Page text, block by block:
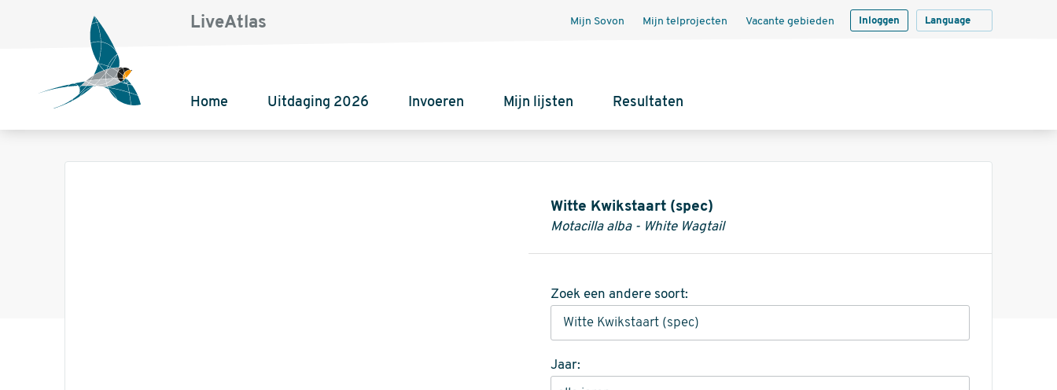
LiveAtlas Mijn Sovon Mijn telprojecten Vacante gebieden Inloggen Language
Home Uitdaging 2026 Invoeren Mijn lijsten Resultaten
Informatie
Witte Kwikstaart (spec)
Motacilla alba - White Wagtail
Zoek een andere soort:
Jaar: